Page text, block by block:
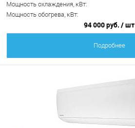
Мощность охлаждения, кВт:
Мощность обогрева, кВт:
94 000 руб. / шт
Подробнее